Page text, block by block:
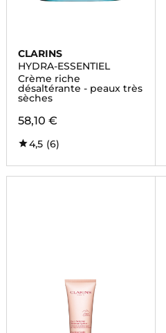
CLARINS
HYDRA-ESSENTIEL
Crème riche
désaltérante - peaux très
sèches
58,10 €
4,5 (6)